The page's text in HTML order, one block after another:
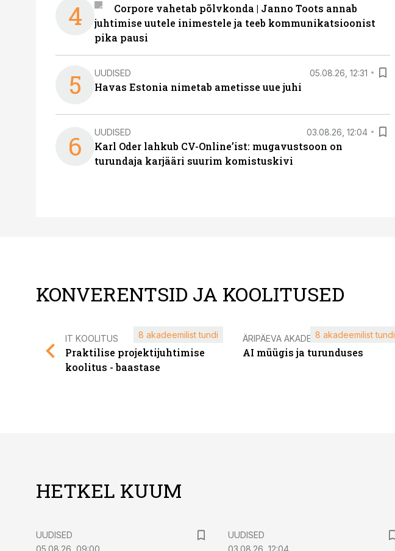
4
Corpore vahetab põlvkonda | Janno Toots annab
juhtimise uutele inimestele ja teeb kommunikatsioonist
pika pausi
5 UUDISED 05.08.26, 12:31
Havas Estonia nimetab ametisse uue juhi
6 UUDISED 03.08.26, 12:04
Karl Oder lahkub CV-Online’ist: mugavustsoon on
turundaja karjääri suurim komistuskivi
KONVERENTSID JA KOOLITUSED
IT KOOLITUS
Praktilise projektijuhtimise
koolitus - baastase
8 akadeemilist tundi ÄRIPÄEVA AKADEEMIA
AI müügis ja turunduses
8 akadeemilist tundi
HETKEL KUUM
UUDISED
05.08.26, 09:00
UUDISED
03.08.26, 12:04